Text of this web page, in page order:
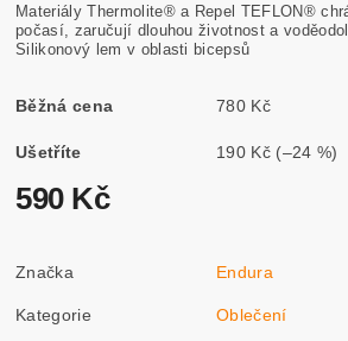
Materiály Thermolite® a Repel TEFLON®
počasí, zaručují dlouhou životnost a
Silikonový lem v oblasti bicepsů
Běžná cena 780 Kč
Ušetříte 190 Kč (–24 %)
590 Kč
Značka Endura
Kategorie Oblečení